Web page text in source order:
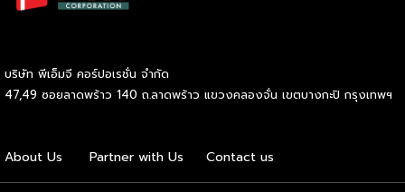
คอยให้มูลค่าของสิ่งนี้ปรับตัวสูงขึ้นเมื่อเวลาผ่านไป โลหะมีค่าชนิด
นี้ได้รับการยกย่องให้เป็นแหล่งพักเงินที่ปลอดภัย หรือ Safe
Haven เนื่องจากมีมูลค่าคงที่อยู่ในตัวเอง จึงช่วยปกป้องความ
อย่างมีประสิทธิภาพ ถือเป็นกลยุทธ์สำคัญที่ช่วยให้เรากระจาย
บริษัท พีเอ็มจี คอร์ปอเรชั่น จำกัด
47,49 ซอยลาดพร้าว 140 ถ.ลาดพร้าว แขวงคลองจั่น เขตบางกะปิ กรุงเทพฯ
About Us Partner with Us Contact us